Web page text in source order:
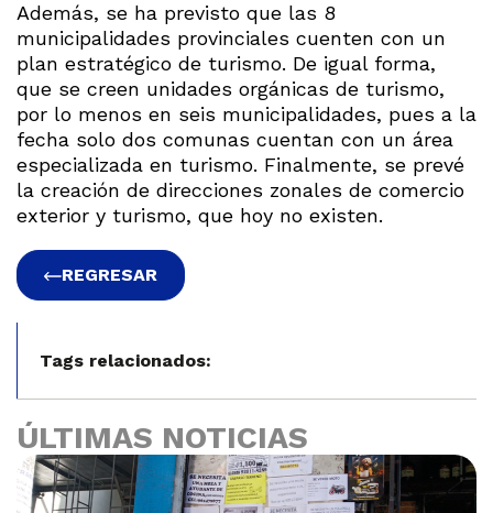
Además, se ha previsto que las 8
municipalidades provinciales cuenten con un
plan estratégico de turismo. De igual forma,
que se creen unidades orgánicas de turismo,
por lo menos en seis municipalidades, pues a la
fecha solo dos comunas cuentan con un área
especializada en turismo. Finalmente, se prevé
la creación de direcciones zonales de comercio
exterior y turismo, que hoy no existen.
REGRESAR
Tags relacionados:
ÚLTIMAS NOTICIAS